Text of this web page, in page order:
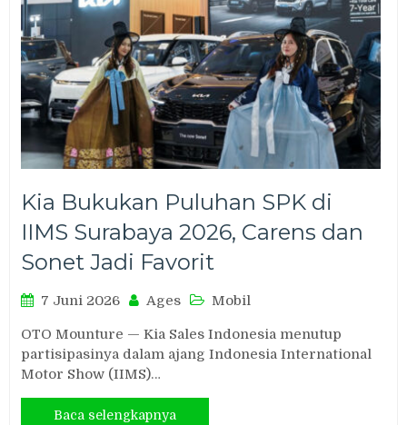
Kia Bukukan Puluhan SPK di
IIMS Surabaya 2026, Carens dan
Sonet Jadi Favorit
7 Juni 2026 Ages Mobil
OTO Mounture — Kia Sales Indonesia menutup
partisipasinya dalam ajang Indonesia International
Motor Show (IIMS)…
Baca selengkapnya